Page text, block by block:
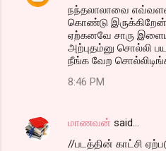
நந்தலாலாவை
கொண்டு
ஏற்கனவே சாரு
அற்புதம்னு சொல்லி
நீங்க வேற
8:46 PM
மாணவன் said…
//படத்தின் காட்சி